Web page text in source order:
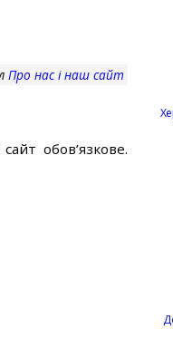
Про нас і наш сайт
обов’язкове.